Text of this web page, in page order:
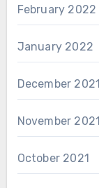
February 2022
January 2022
December 2021
November 2021
October 2021